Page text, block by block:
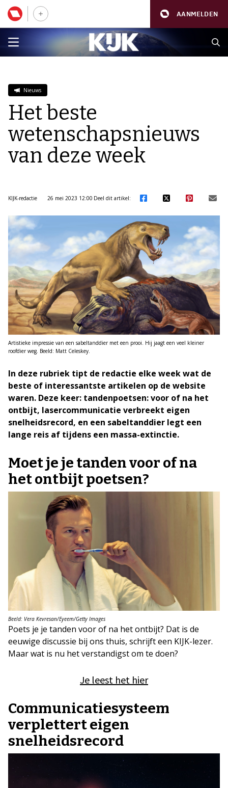
AANMELDEN
Nieuws
Het beste
wetenschapsnieuws
van deze week
KIJK-redactie 26 mei 2023 12:00 Deel dit artikel:
Artistieke impressie van een sabeltanddier met een prooi. Hij jaagt een veel kleiner
roofdier weg. Beeld: Matt Celeskey.
In deze rubriek tipt de redactie elke week wat de
beste of interessantste artikelen op de website
waren. Deze keer: tandenpoetsen: voor of na het
ontbijt, lasercommunicatie verbreekt eigen
snelheidsrecord, en een sabeltanddier legt een
lange reis af tijdens een massa-extinctie.
Moet je je tanden voor of na
het ontbijt poetsen?
Beeld: Vera Kevresan/Eyeem/Getty Images
Poets je je tanden voor of na het ontbijt? Dat is de
eeuwige discussie bij ons thuis, schrijft een KIJK-lezer.
Maar wat is nu het verstandigst om te doen?
Je leest het hier
Communicatiesysteem
verplettert eigen
snelheidsrecord